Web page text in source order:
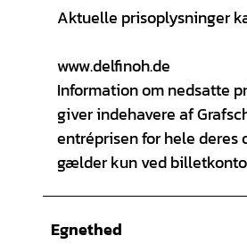
Aktuelle prisoplysninger
www.delfinoh.de
Information om nedsatte
giver indehavere af
entréprisen for hele deres
gælder kun ved
Egnethed